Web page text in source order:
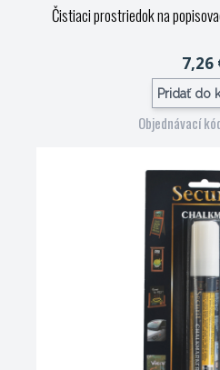
Čistiaci prostriedok na
7,26
Pridať do
Objednávací